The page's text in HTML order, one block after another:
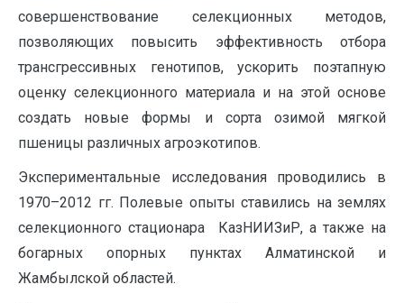
совершенствование селекционных методов,
позволяющих повысить эффективность отбора
трансгрессивных генотипов, ускорить поэтапную
оценку селекционного материала и на этой основе
создать новые формы и сорта озимой мягкой
пшеницы различных агроэкотипов.
Экспериментальные исследования проводились в
1970–2012 гг. Полевые опыты ставились на землях
селекционного стационара КазНИИЗиР, а также на
богарных опорных пунктах Алматинской и
Жамбылской областей.